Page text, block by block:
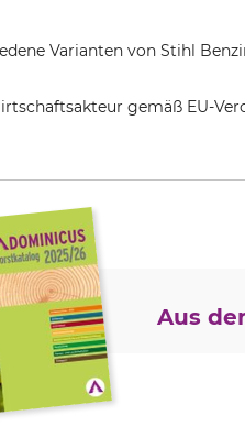
Varianten von Stihl
gemäß EU-
Aus